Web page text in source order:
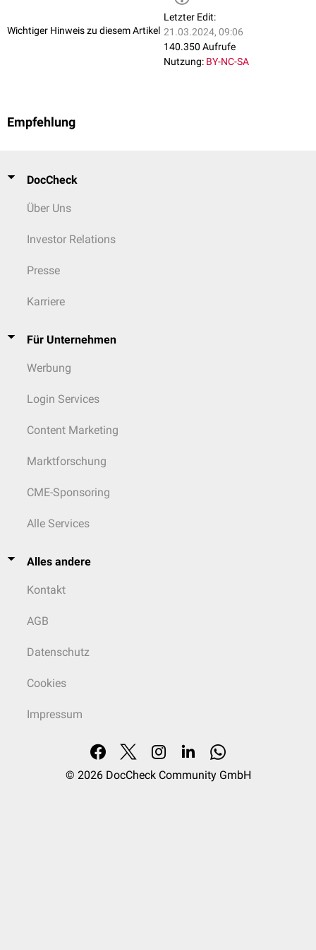
Wichtiger Hinweis zu diesem Artikel
Letzter Edit:
21.03.2024, 09:06
140.350 Aufrufe
Nutzung: BY-NC-SA
Empfehlung
DocCheck
Über Uns
Investor Relations
Presse
Karriere
Für Unternehmen
Werbung
Login Services
Content Marketing
Marktforschung
CME-Sponsoring
Alle Services
Alles andere
Kontakt
AGB
Datenschutz
Cookies
Impressum
© 2026 DocCheck Community GmbH